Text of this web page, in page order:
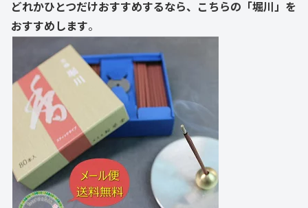
どれかひとつだけおすすめするなら、こちらの「堀川」を
おすすめします。